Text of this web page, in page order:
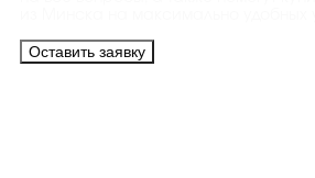
Оставить заявку